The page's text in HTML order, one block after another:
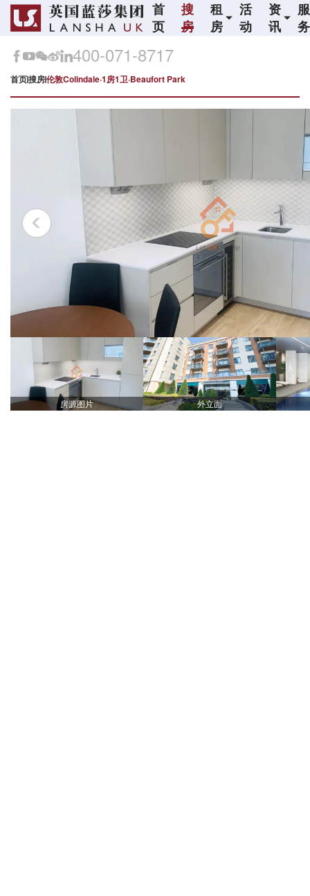
首
页
搜
房
租
房
活
动
资
讯
服
务
400-071-8717
首页搜房伦敦Colindale·1房1卫·Beaufort Park
房源图片 外立面